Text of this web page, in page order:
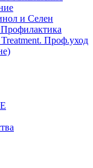
и Селен
Проф.уход